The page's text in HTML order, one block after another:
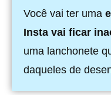
Você vai ter uma
Insta vai ficar
uma lanchonete
daqueles de